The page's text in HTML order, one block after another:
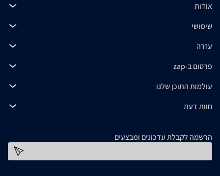
אודות
שימושי
עזרה
פרסום ב-zap
עולמות התוכן שלנו
חוות דעת
הרשמה לקבלת עדכונים ומבצעים